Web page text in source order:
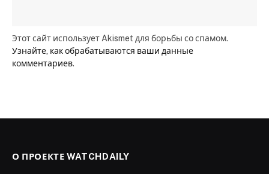
Этот сайт использует Akismet для борьбы со спамом.
Узнайте, как обрабатываются ваши данные
комментариев.
О ПРОЕКТЕ WATCHDAILY